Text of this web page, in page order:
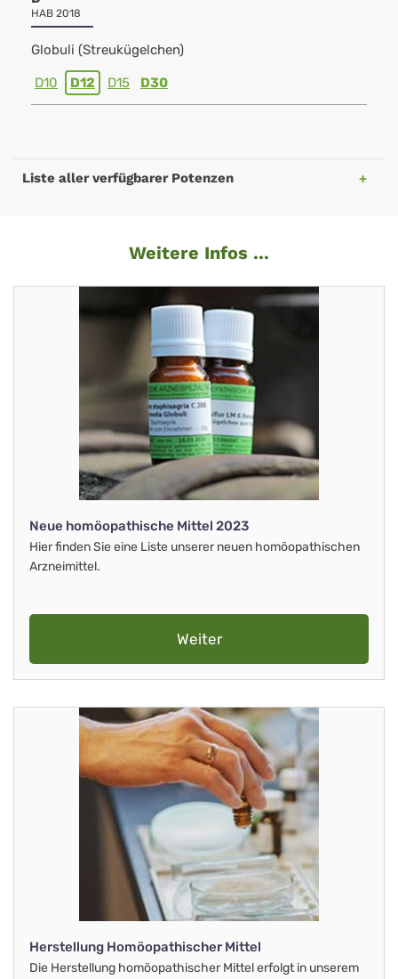
HAB 2018
Globuli (Streukügelchen)
D10 D12 D15 D30
Liste aller verfügbarer Potenzen
Weitere Infos ...
Neue homöopathische Mittel 2023
Hier finden Sie eine Liste unserer neuen homöopathischen
Arzneimittel.
Weiter
Herstellung Homöopathischer Mittel
Die Herstellung homöopathischer Mittel erfolgt in unserem